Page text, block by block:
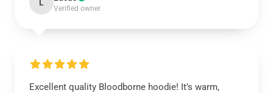
L
Verified owner
Excellent quality Bloodborne hoodie! It’s warm,